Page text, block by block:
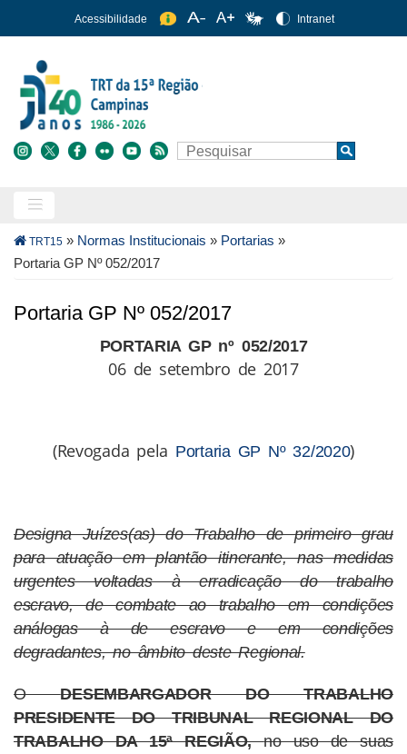
para
conteúdo
principal
Acessibilidade Intranet
Buscar Search
Trilha
de
TRT15 » Normas Institucionais » Portarias »
Portaria GP Nº 052/2017
Portaria GP Nº 052/2017
PORTARIA GP nº 052/2017
06 de setembro de 2017
(Revogada pela Portaria GP Nº 32/2020)
Designa Juízes(as) do Trabalho de primeiro grau
para atuação em plantão itinerante, nas medidas
urgentes voltadas à erradicação do trabalho
escravo, de combate ao trabalho em condições
análogas à de escravo e em condições
degradantes, no âmbito deste Regional.
ODESEMBARGADOR DO TRABALHO
PRESIDENTE DO TRIBUNAL REGIONAL DO
TRABALHO DA 15ª REGIÃO,no uso de suas